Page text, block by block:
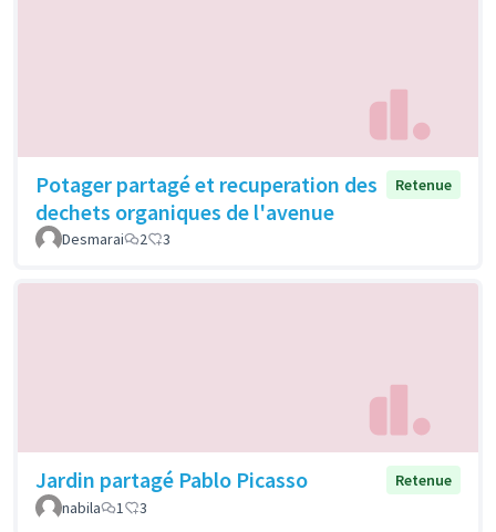
Potager partagé et recuperation des
dechets organiques de l'avenue
Retenue
Desmarai 2 3
Jardin partagé Pablo Picasso
Retenue
nabila
1 3